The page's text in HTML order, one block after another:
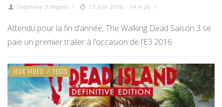
Stéphane D'Angelo / 13 juin 2016 - 14 h 26 /
Attendu pour la fin d’année, The Walking Dead Saison 3 se
paie un premier trailer à l’occasion de l’E3 2016.
JEUX VIDÉO / TESTS